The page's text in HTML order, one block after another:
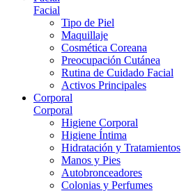
Facial
Tipo de Piel
Maquillaje
Cosmética Coreana
Preocupación Cutánea
Rutina de Cuidado Facial
Activos Principales
Corporal
Corporal
Higiene Corporal
Higiene Íntima
Hidratación y Tratamientos
Manos y Pies
Autobronceadores
Colonias y Perfumes